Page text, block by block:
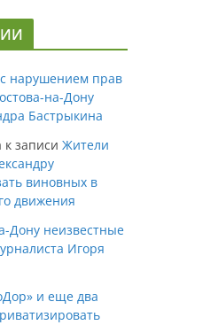
нарушением прав
на-Дону
Бастрыкина
к записи Жители
виновных в
движения
Дону неизвестные
Игоря
и еще два